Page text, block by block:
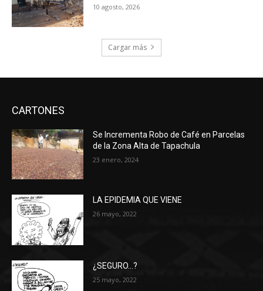
10 agosto, 2026
Cargar más
CARTONES
Se Incrementa Robo de Café en Parcelas
de la Zona Alta de Tapachula
23 enero, 2024
LA EPIDEMIA QUE VIENE
26 mayo, 2022
¿SEGURO…?
25 mayo, 2022